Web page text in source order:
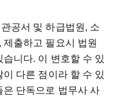
공서 및 하급법원, 소
출하고 필요시 법원
니다. 이 변호할 수 있
다른 점이라 할 수 있
단독으로 법무사 사